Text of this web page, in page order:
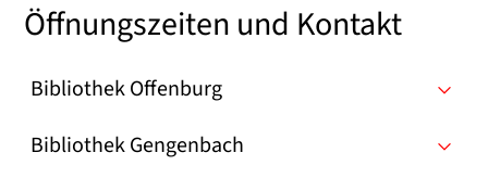
Öffnungszeiten und Kontakt
Bibliothek Offenburg
Bibliothek Gengenbach